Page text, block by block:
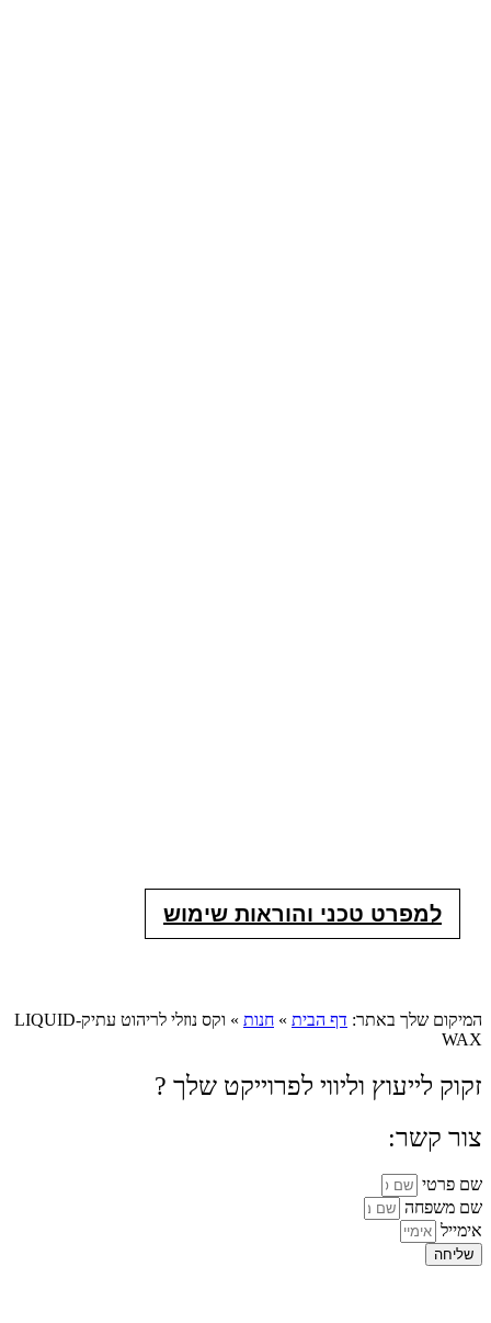
למפרט טכני והוראות שימוש
המיקום שלך באתר: דף הבית » חנות »
וקס נוזלי לריהוט עתיק-LIQUID
WAX
זקוק לייעוץ וליווי לפרוייקט שלך ?
צור קשר:
שם פרטי
שם משפחה
אימייל
שליחה